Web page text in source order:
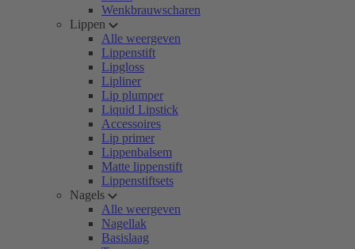
Wenkbrauwscharen
Lippen
Alle weergeven
Lippenstift
Lipgloss
Lipliner
Lip plumper
Liquid Lipstick
Accessoires
Lip primer
Lippenbalsem
Matte lippenstift
Lippenstiftsets
Nagels
Alle weergeven
Nagellak
Basislaag